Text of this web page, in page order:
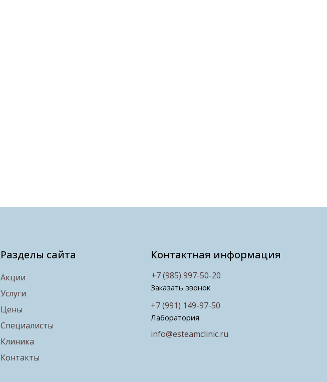
Контактная информация
Разделы сайта
Акции
Услуги
Цены
Специалисты
Клиника
Контакты
Заказать звонок
Лаборатория
info@esteamclinic.ru
+7 (991) 149-97-50
+7 (985) 997-50-20